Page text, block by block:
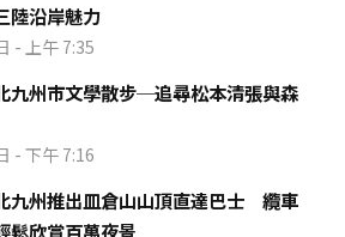
陸沿岸魅力
- 上午 7:35
九州市文學散步─追尋松本清張與森
- 下午 7:16
九州推出皿倉山山頂直達巴士 纜車
鬆欣賞百萬夜景